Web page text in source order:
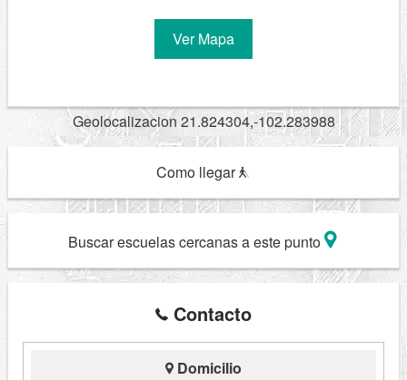
Ver Mapa
Geolocalizacion 21.824304,-102.283988
Como llegar
Buscar escuelas cercanas a este punto
Contacto
Domicilio